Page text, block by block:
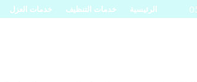
الرئيسية خدمات التنظيف خدمات العزل